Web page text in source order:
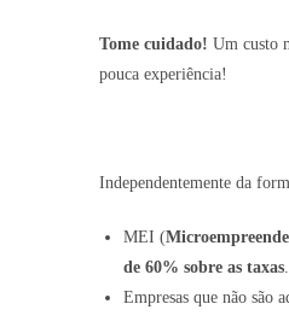
Tome cuidado! Um custo
pouca experiência!
Independentemente da
MEI (
de 60% sobre as taxas
Empresas que não são